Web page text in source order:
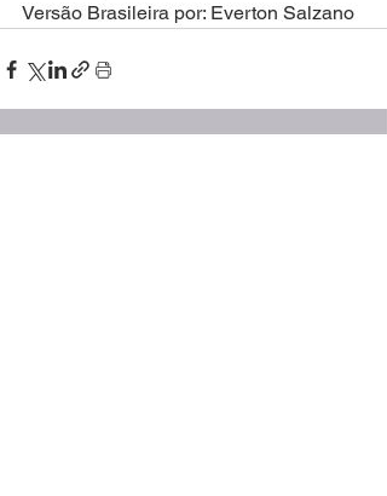
Versão Brasileira por: Everton Salzano